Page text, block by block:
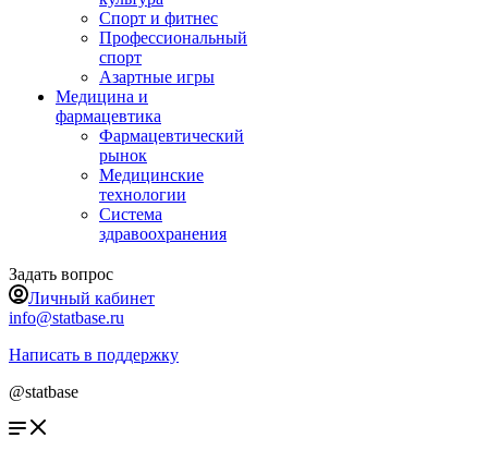
Спорт и фитнес
Профессиональный
спорт
Азартные игры
Медицина и
фармацевтика
Фармацевтический
рынок
Медицинские
технологии
Система
здравоохранения
Задать вопрос
Личный кабинет
info@statbase.ru
Написать в поддержку
@statbase